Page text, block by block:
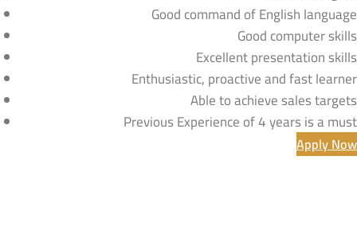
Good command of English language
Good computer skills
Excellent presentation skills
Enthusiastic, proactive and fast learner
Able to achieve sales targets
Previous Experience of 4 years is a must
Apply Now